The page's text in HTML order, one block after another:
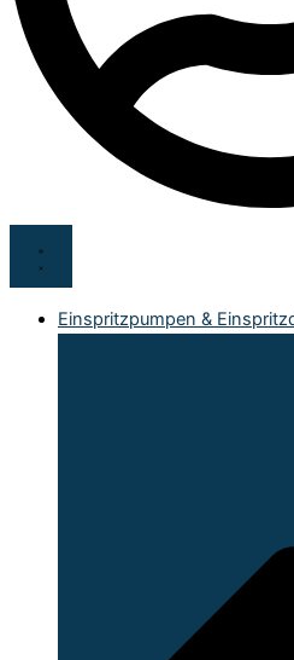
Einspritzpumpen &